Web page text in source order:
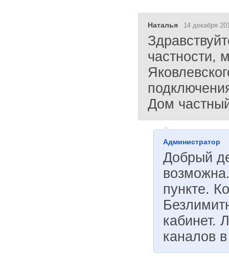
Наталья 14 декабря
частности,
Дом
Администратор
Добрый
пункте.
кабинет.
каналов